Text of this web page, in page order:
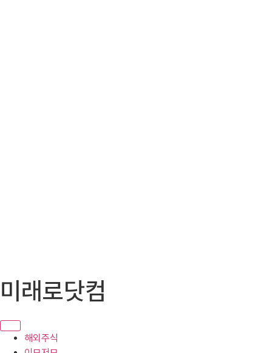
텐
로
미래로닷컴
해외주식